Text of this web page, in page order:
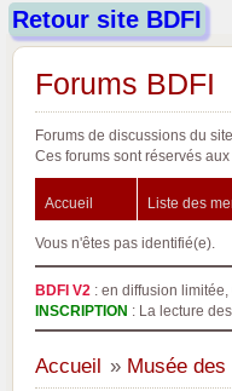
Retour site BDFI
Forums BDFI
Forums de discussions du site
Ces forums sont réservés
Accueil Liste des
Vous n'êtes pas identifié(e).
BDFI V2 : en diffusion
INSCRIPTION : La lecture
Accueil » Musée